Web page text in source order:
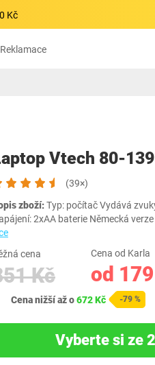
Kč
Reklamace
Vtech 80-
(39×)
zboží:Typ: počítač Vydává
2xAA baterie Německá
cena
Kč
Cena od Karla
od
Cena nižší až o672 Kč -79 %
Vyberte si ze